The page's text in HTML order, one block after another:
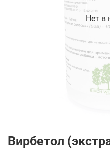
Нет в
Вирбетол